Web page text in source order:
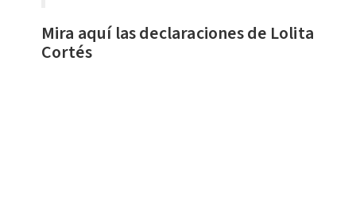
Mira aquí las declaraciones de Lolita
Cortés